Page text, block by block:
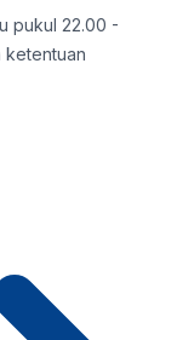
pukul 22.00 -
ketentuan